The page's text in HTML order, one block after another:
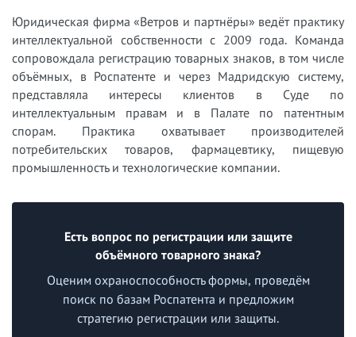
Юридическая фирма «Ветров и партнёры» ведёт практику
интеллектуальной собственности с 2009 года. Команда
сопровождала регистрацию товарных знаков, в том числе
объёмных, в Роспатенте и через Мадридскую систему,
представляла интересы клиентов в Суде по
интеллектуальным правам и в Палате по патентным
спорам. Практика охватывает производителей
потребительских товаров, фармацевтику, пищевую
промышленность и технологические компании.
Есть вопрос по регистрации или защите
объёмного товарного знака?
Оценим охраноспособность формы, проведём
поиск по базам Роспатента и предложим
стратегию регистрации или защиты.